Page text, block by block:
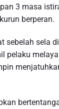
3 masa
berperan.
sebelah sela
pelaku